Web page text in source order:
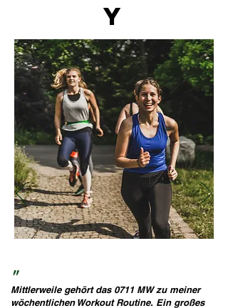
social
media
Y
Mittlerweile gehört das 0711 MW zu meiner
wöchentlichen Workout Routine. Ein großes
"